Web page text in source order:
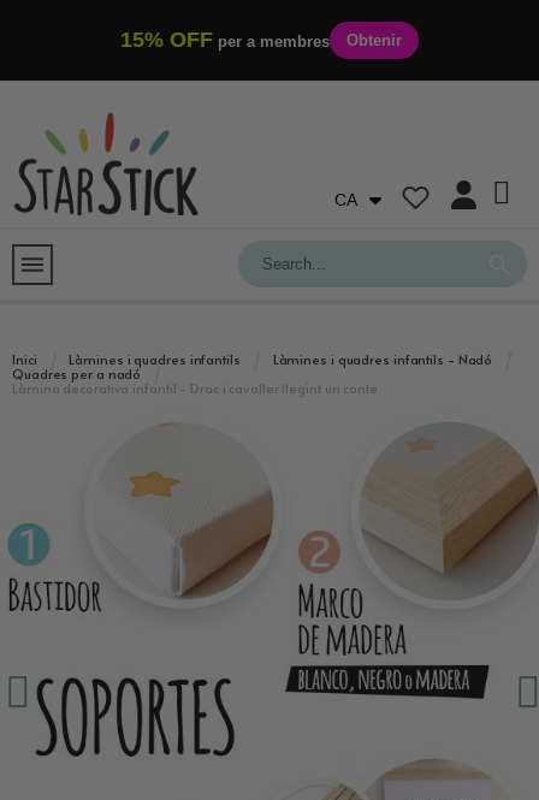
15% OFF per a membres Obtenir
CA
Inici Làmines i quadres infantils
Làmines i quadres infantils - Nadó
Quadres per a nadó
Làmina decorativa infantil - Drac i cavaller llegint un conte